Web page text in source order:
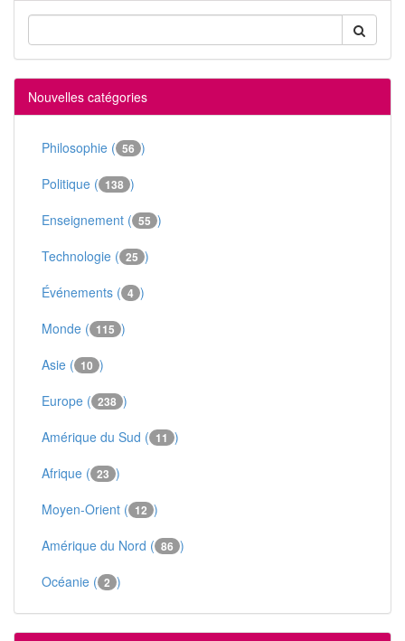
Nouvelles catégories
Philosophie ( 56 )
Politique ( 138 )
Enseignement ( 55 )
Technologie ( 25 )
Événements ( 4 )
Monde ( 115 )
Asie ( 10 )
Europe ( 238 )
Amérique du Sud ( 11 )
Afrique ( 23 )
Moyen-Orient ( 12 )
Amérique du Nord ( 86 )
Océanie ( 2 )